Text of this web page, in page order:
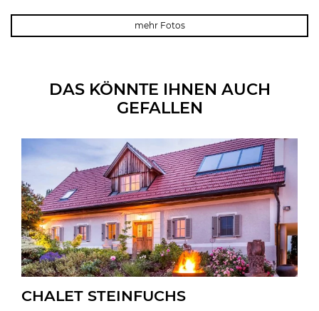
mehr Fotos
DAS KÖNNTE IHNEN AUCH
GEFALLEN
CHALET STEINFUCHS